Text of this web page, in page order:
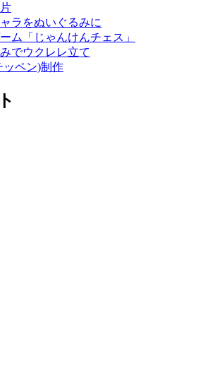
ラをぬいぐるみに
ム「じゃんけんチェス」
でウクレレ立て
ッペン)制作